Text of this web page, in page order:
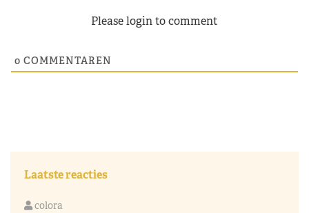
Please login to comment
0 COMMENTAREN
Laatste reacties
colora